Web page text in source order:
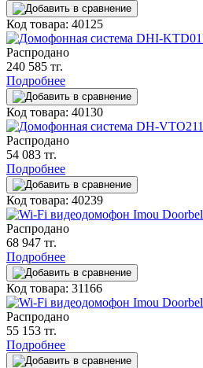
Код товара: 40125
Распродано
240 585 тг.
Подробнее
Код товара: 40130
Распродано
54 083 тг.
Подробнее
Код товара: 40239
Распродано
68 947 тг.
Подробнее
Код товара: 31166
Распродано
55 153 тг.
Подробнее